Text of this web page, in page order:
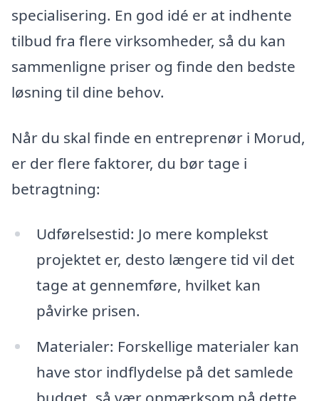
specialisering. En god idé er at indhente
tilbud fra flere virksomheder, så du kan
sammenligne priser og finde den bedste
løsning til dine behov.
Når du skal finde en entreprenør i Morud,
er der flere faktorer, du bør tage i
betragtning:
Udførelsestid: Jo mere komplekst
projektet er, desto længere tid vil det
tage at gennemføre, hvilket kan
påvirke prisen.
Materialer: Forskellige materialer kan
have stor indflydelse på det samlede